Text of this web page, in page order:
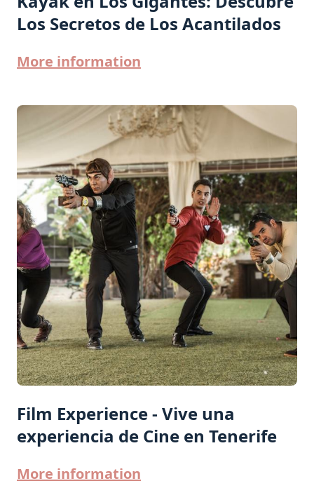
Los Secretos de Los Acantilados
More information
Film Experience - Vive una
experiencia de Cine en Tenerife
More information